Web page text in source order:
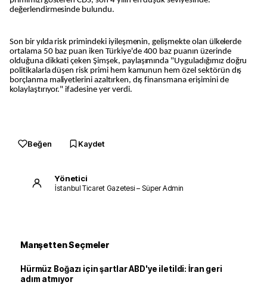
değerlendirmesinde bulundu.
Son bir yılda risk primindeki iyileşmenin, gelişmekte olan ülkelerde
ortalama 50 baz puan iken Türkiye'de 400 baz puanın üzerinde
olduğuna dikkati çeken Şimşek, paylaşımında "Uyguladığımız doğru
politikalarla düşen risk primi hem kamunun hem özel sektörün dış
borçlanma maliyetlerini azaltırken, dış finansmana erişimini de
kolaylaştırıyor." ifadesine yer verdi.
Beğen Kaydet
Yönetici
İstanbul Ticaret Gazetesi – Süper Admin
Manşetten Seçmeler
Hürmüz Boğazı için şartlar ABD'ye iletildi: İran geri
adım atmıyor